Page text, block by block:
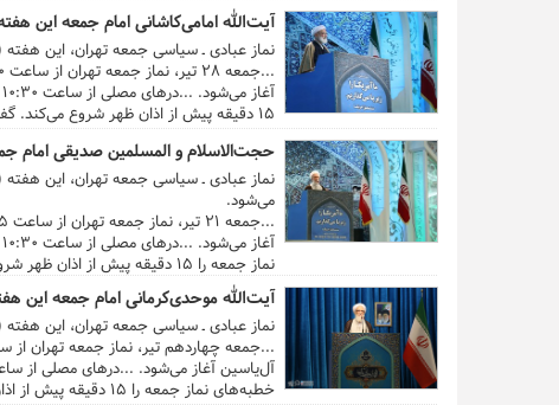
آیت‌الله امامی‌کاشانی امام جمعه این
نماز عبادی ـ سیاسی جمعه تهران، این هفته (۲۸ تیر ۹۸) به امامت آیت‌الله محمد امامی‌کاشانی در شبستان
...جمعه ۲۸ تیر، نماز جمعه تهران از ساعت ۱۱:۵۰ در شبستان اصلی
آغاز می‌شود. ...درهای مصلی از ساعت ۱۰:۳۰ صبح به روی نمازگزاران عزیز باز است و آیت‌الله امامی‌کاشانی،
۱۵ دقیقه پیش از اذان ظهر شروع می‌کند. گفتنی است اذان ظهر به افق تهران در روز جمعه ساعت ۱۳:۱۱ است. ...
حجت‌الاسلام و المسلمین صدیقی امام
نماز عبادی ـ سیاسی جمعه تهران، این هفته (۲۱ تیر ۹۸) به امامت حجت‌الاسلام و المسلمین کاظم صدیقی در شبستان
می‌شود.
...جمعه ۲۱ تیر، نماز جمعه تهران از ساعت ۱۱:۴۵ در شبستان اصلی
آغاز می‌شود. ...درهای مصلی از ساعت ۱۰:۳۰ صبح به روی نمازگزاران عزیز باز است و حجت‌الاسلام و المسلمین صدیقی،
نماز جمعه را ۱۵ دقیقه پیش از اذان ظهر شروع می‌کند. گفتنی است اذان ظهر به افق تهران در روز جمعه ساعت ۱۳:۱۰ است...
آیت‌الله موحدی‌کرمانی امام جمعه این
نماز عبادی ـ سیاسی جمعه تهران، این هفته (۱۴ تیر ۹۸) به امامت آیت‌الله محمدعلی موحدی‌کرمانی در شبستان
...جمعه چهاردهم تیر، نماز جمعه تهران از ساعت ۱۱:۴۵ در
آل‌یاسین آغاز می‌شود. ...درهای مصلی از ساعت ۱۰:۳۰ صبح به روی نمازگزاران عزیز باز است و آیت‌الله محمدعلی
خطبه‌های نماز جمعه را ۱۵ دقیقه پیش از اذان ظهر شروع می‌کند. گفتنی است اذان ظهر به افق تهران در روز جمعه ساعت ۱۳:۰۹ است....